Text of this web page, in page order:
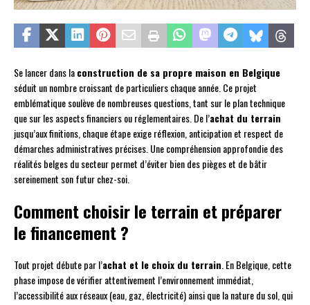
Se lancer dans laconstruction de sa propre maison en Belgique
séduit un nombre croissant de particuliers chaque année. Ce projet
emblématique soulève de nombreuses questions, tant sur le plan technique
que sur les aspects financiers ou réglementaires. De l’achat du terrain
jusqu’aux finitions, chaque étape exige réflexion, anticipation et respect de
démarches administratives précises. Une compréhension approfondie des
réalités belges du secteur permet d’éviter bien des pièges et de bâtir
sereinement son futur chez-soi.
Comment choisir le terrain et préparer
le financement ?
Tout projet débute par l’achat et le choix du terrain . En Belgique, cette
phase impose de vérifier attentivement l’environnement immédiat,
l’accessibilité aux réseaux (eau, gaz, électricité) ainsi que la nature du sol, qui